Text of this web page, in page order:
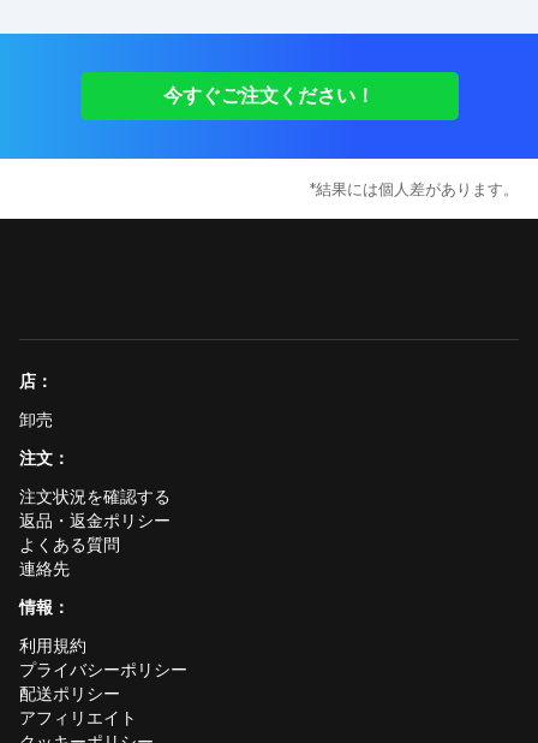
今すぐご注文ください！
*結果には個人差があります。
店：
卸売
注文：
注文状況を確認する
返品・返金ポリシー
よくある質問
連絡先
情報：
利用規約
プライバシーポリシー
配送ポリシー
アフィリエイト